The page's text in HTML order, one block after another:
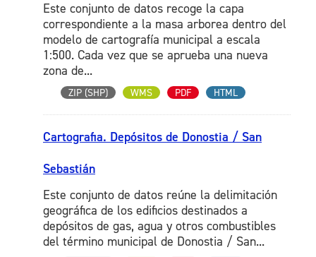
Este conjunto de datos recoge la capa
correspondiente a la masa arborea dentro del
modelo de cartografía municipal a escala
1:500. Cada vez que se aprueba una nueva
zona de...
ZIP (SHP) WMS PDF HTML
Cartografia. Depósitos de Donostia / San
Sebastián
Este conjunto de datos reúne la delimitación
geográfica de los edificios destinados a
depósitos de gas, agua y otros combustibles
del término municipal de Donostia / San...